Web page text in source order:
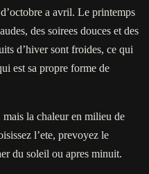
a avril. Le printemps
des soirees douces et des
d’hiver sont froides, ce qui
est sa propre forme de
mais la chaleur en milieu de
l’ete, prevoyez le
du soleil ou apres minuit.